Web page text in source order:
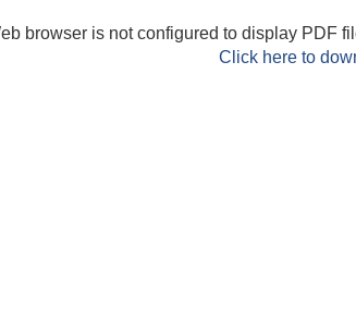
browser is not configured to display PDF
Click here to